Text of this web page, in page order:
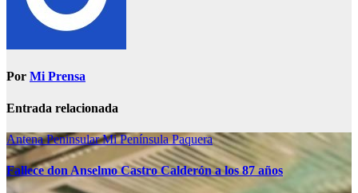
Por Mi Prensa
Entrada relacionada
Antena PeninsularMi PenínsulaPaquera
Fallece don Anselmo Castro Calderón a los 87 años